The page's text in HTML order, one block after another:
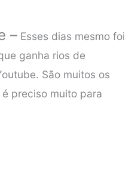
– Esses dias mesmo foi
ganha rios de
São muitos os
preciso muito para